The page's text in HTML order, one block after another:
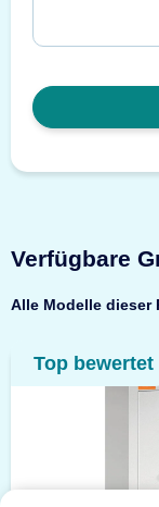
Verfügbare
Alle Modelle dieser
Top bewertet